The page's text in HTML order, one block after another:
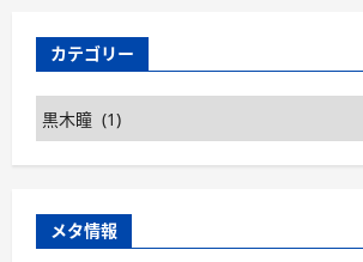
カテゴリー
カ
テ
ゴ
ー
メタ情報